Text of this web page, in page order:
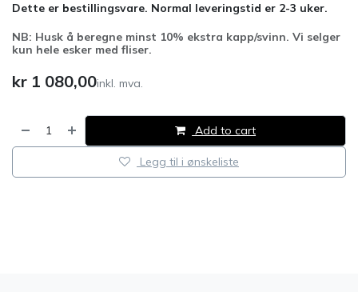
Dette er bestillingsvare. Normal leveringstid er 2-3 uker.
NB: Husk å beregne minst 10% ekstra kapp/svinn. Vi selger
kun hele esker med fliser.
kr 1 080,00inkl. mva.
Add to cart
Legg til i ønskeliste